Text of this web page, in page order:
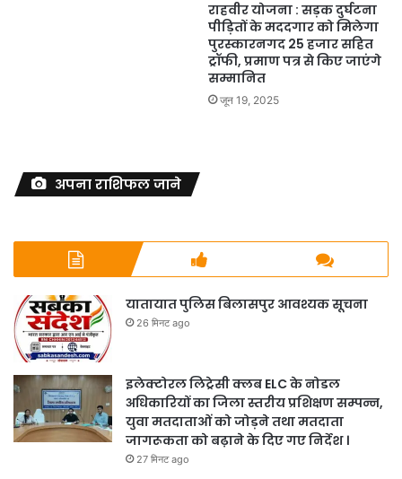
राहवीर योजना : सड़क दुर्घटना
पीड़ितों के मददगार को मिलेगा
पुरस्कारनगद 25 हजार सहित
ट्रॉफी, प्रमाण पत्र से किए जाएंगे
सम्मानित
जून 19, 2025
अपना राशिफल जाने
यातायात पुलिस बिलासपुर आवश्यक सूचना
26 मिनट ago
इलेक्टोरल लिट्रेसी क्लब ELC के नोडल
अधिकारियों का जिला स्तरीय प्रशिक्षण सम्पन्न,
युवा मतदाताओं को जोड़ने तथा मतदाता
जागरूकता को बढ़ाने के दिए गए निर्देश ।
27 मिनट ago